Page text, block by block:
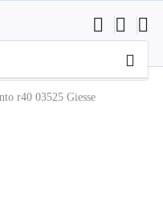
r40 03525 Giesse